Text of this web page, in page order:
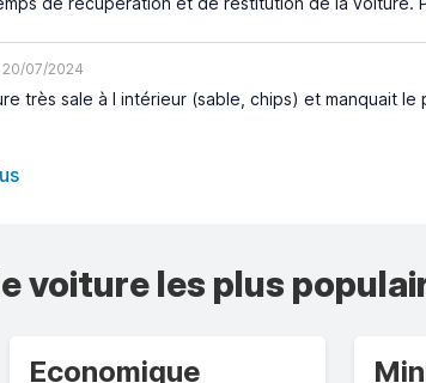
20/07/2024
très sale à l intérieur (sable, chips) et manquait
voiture les plus
Economique